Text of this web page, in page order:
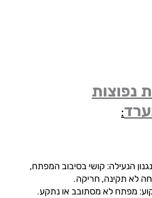
:
הנעילה: קושי בסיבוב המפתח,
תקינה, חריקה.
מפתח לא מסתובב או נתקע.